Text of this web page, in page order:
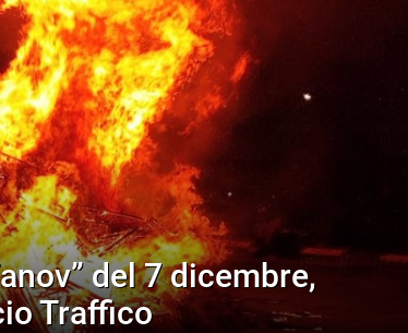
del 7 dicembre,
Traffico